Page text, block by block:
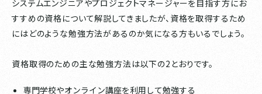
システムエンジニアやプロジェクトマネージャーを目指す方にお
すすめの資格について解説してきましたが、資格を取得するため
にはどのような勉強方法があるのか気になる方もいるでしょう。
資格取得のための主な勉強方法は以下の2とおりです。
専門学校やオンライン講座を利用して勉強する